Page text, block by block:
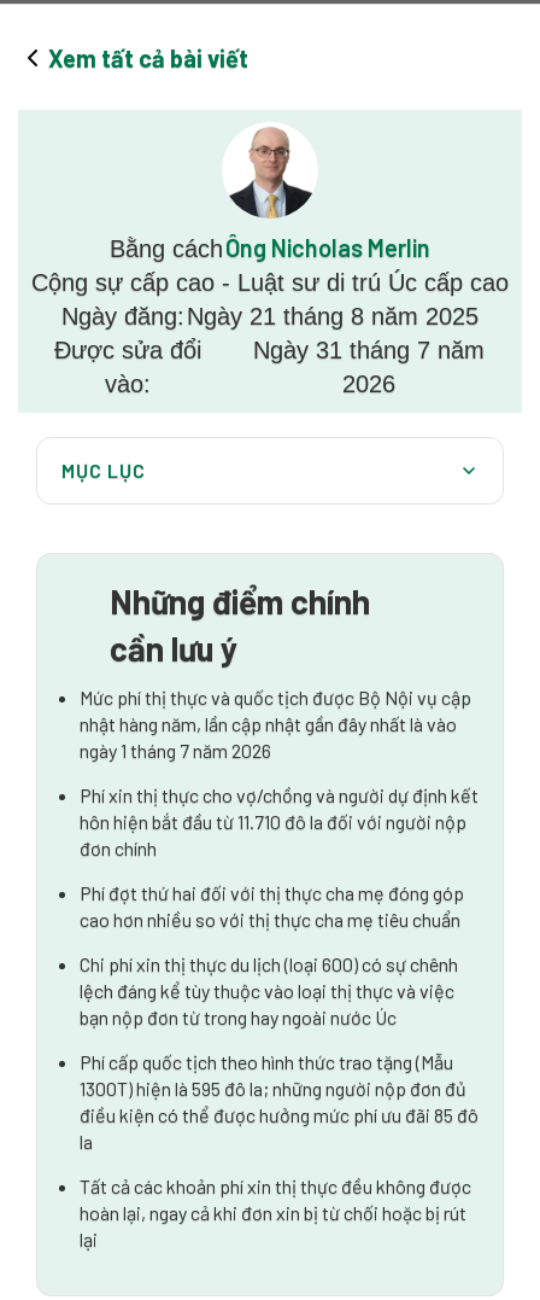
Xem tất cả bài viết
Bằng cáchÔng Nicholas Merlin
Cộng sự cấp cao - Luật sư di trú Úc cấp cao
Ngày đăng: Ngày 21 tháng 8 năm 2025
Được sửa đổi
vào:
Ngày 31 tháng 7 năm
2026
MỤC LỤC
Phí thị thực cho cha mẹ
Thị thực du lịch (Loại 600)
Visa sinh viên và sau đại học tạm thời
Di cư có tay nghề và thị thực do nhà tuyển dụng bảo
Các bản cập nhật quan trọng khác
Những điểm chính
cần lưu ý
Mức phí thị thực và quốc tịch được Bộ Nội vụ cập
nhật hàng năm, lần cập nhật gần đây nhất là vào
ngày 1 tháng 7 năm 2026
Phí xin thị thực cho vợ/chồng và người dự định kết
hôn hiện bắt đầu từ 11.710 đô la đối với người nộp
đơn chính
Phí đợt thứ hai đối với thị thực cha mẹ đóng góp
cao hơn nhiều so với thị thực cha mẹ tiêu chuẩn
Chi phí xin thị thực du lịch (loại 600) có sự chênh
lệch đáng kể tùy thuộc vào loại thị thực và việc
bạn nộp đơn từ trong hay ngoài nước Úc
Phí cấp quốc tịch theo hình thức trao tặng (Mẫu
1300T) hiện là 595 đô la; những người nộp đơn đủ
điều kiện có thể được hưởng mức phí ưu đãi 85 đô
la
Tất cả các khoản phí xin thị thực đều không được
hoàn lại, ngay cả khi đơn xin bị từ chối hoặc bị rút
lại